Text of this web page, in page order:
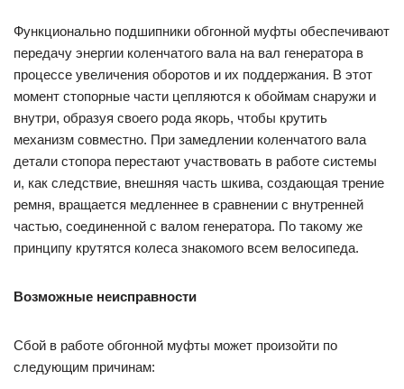
Функционально подшипники обгонной муфты обеспечивают
передачу энергии коленчатого вала на вал генератора в
процессе увеличения оборотов и их поддержания. В этот
момент стопорные части цепляются к обоймам снаружи и
внутри, образуя своего рода якорь, чтобы крутить
механизм совместно. При замедлении коленчатого вала
детали стопора перестают участвовать в работе системы
и, как следствие, внешняя часть шкива, создающая трение
ремня, вращается медленнее в сравнении с внутренней
частью, соединенной с валом генератора. По такому же
принципу крутятся колеса знакомого всем велосипеда.
Возможные неисправности
Сбой в работе обгонной муфты может произойти по
следующим причинам: